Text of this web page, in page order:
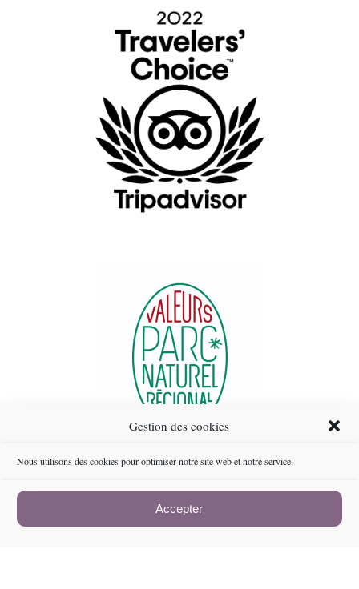
Gestion des cookies
Nous utilisons des cookies pour optimiser notre site web et notre service.
Accepter